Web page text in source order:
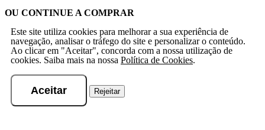
OU CONTINUE A COMPRAR
Este site utiliza cookies para melhorar a sua experiência de
navegação, analisar o tráfego do site e personalizar o conteúdo.
Ao clicar em "Aceitar", concorda com a nossa utilização de
cookies. Saiba mais na nossa Política de Cookies.
Aceitar Rejeitar